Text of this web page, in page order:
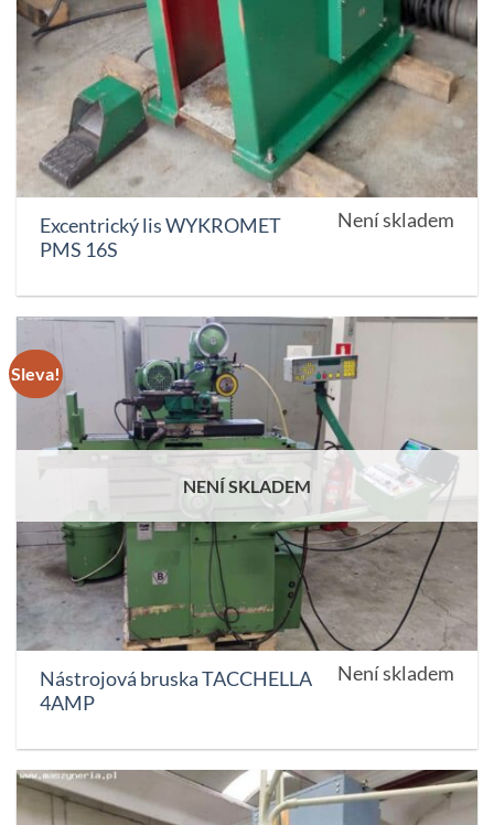
Excentrický lis WYKROMET
PMS 16S
Není skladem
Sleva!
NENÍ SKLADEM
Nástrojová bruska TACCHELLA
4AMP
Není skladem